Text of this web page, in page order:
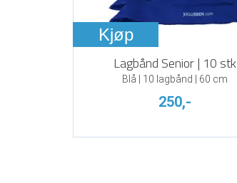
Kjøp
Lagbånd Senior | 10 stk
Blå | 10 lagbånd | 60 cm
250,-